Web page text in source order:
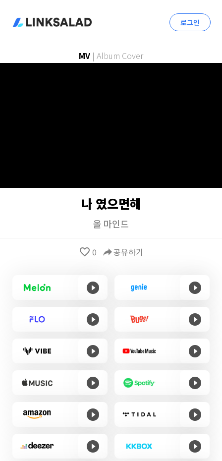
로그인
MV | Album Cover
나 였으면해
올 마인드
favorite_border 0 reply공유하기